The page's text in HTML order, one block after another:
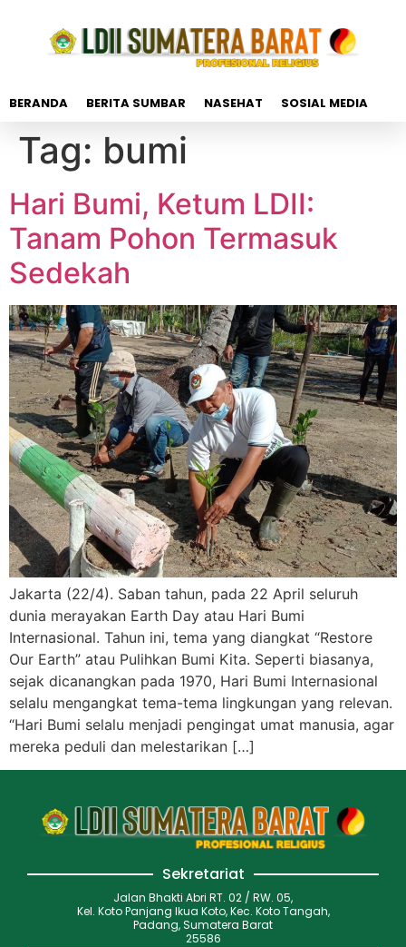
BERANDA BERITA SUMBAR NASEHAT SOSIAL MEDIA
Tag: bumi
Hari Bumi, Ketum LDII:
Tanam Pohon Termasuk
Sedekah
Jakarta (22/4). Saban tahun, pada 22 April seluruh
dunia merayakan Earth Day atau Hari Bumi
Internasional. Tahun ini, tema yang diangkat “Restore
Our Earth” atau Pulihkan Bumi Kita. Seperti biasanya,
sejak dicanangkan pada 1970, Hari Bumi Internasional
selalu mengangkat tema-tema lingkungan yang relevan.
“Hari Bumi selalu menjadi pengingat umat manusia, agar
mereka peduli dan melestarikan […]
Sekretariat
Jalan Bhakti Abri RT. 02 / RW. 05,
Kel. Koto Panjang Ikua Koto, Kec. Koto Tangah,
Padang, Sumatera Barat
25586